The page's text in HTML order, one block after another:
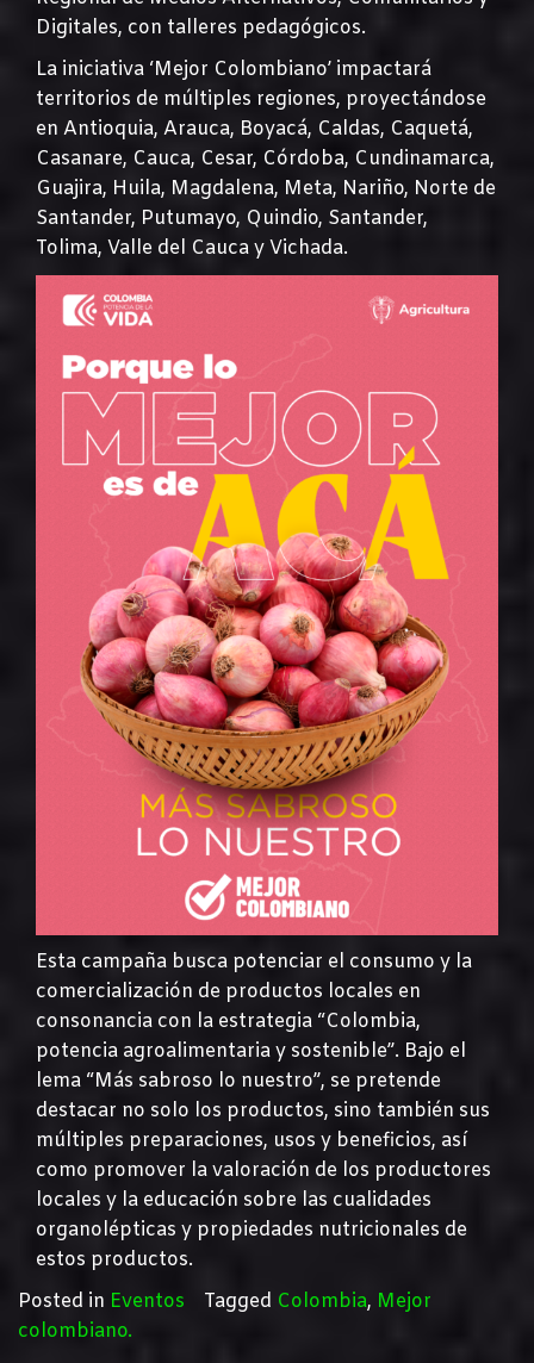
Digitales, con talleres pedagógicos.
La iniciativa ‘Mejor Colombiano’ impactará
territorios de múltiples regiones, proyectándose
en Antioquia, Arauca, Boyacá, Caldas, Caquetá,
Casanare, Cauca, Cesar, Córdoba, Cundinamarca,
Guajira, Huila, Magdalena, Meta, Nariño, Norte de
Santander, Putumayo, Quindio, Santander,
Tolima, Valle del Cauca y Vichada.
Esta campaña busca potenciar el consumo y la
comercialización de productos locales en
consonancia con la estrategia “Colombia,
potencia agroalimentaria y sostenible”. Bajo el
lema “Más sabroso lo nuestro”, se pretende
destacar no solo los productos, sino también sus
múltiples preparaciones, usos y beneficios, así
como promover la valoración de los productores
locales y la educación sobre las cualidades
organolépticas y propiedades nutricionales de
estos productos.
Posted in Eventos Tagged Colombia, Mejor
colombiano.